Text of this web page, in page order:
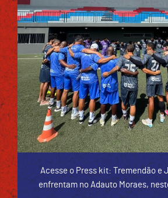
Acesse o Press kit: Tremendão e
enfrentam no Adauto Moraes,